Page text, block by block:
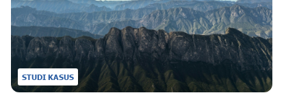
STUDI KASUS